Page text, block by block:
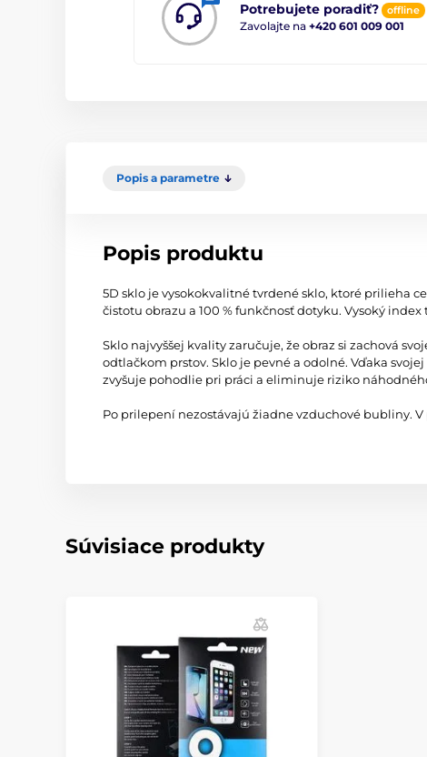
Potrebujete poradiť? offline
Zavolajte na +420 601 009 001
Popis a parametre
Popis produktu
5D sklo je vysokokvalitné tvrdené sklo, ktoré prilieha
čistotu obrazu a 100 % funkčnosť dotyku. Vysoký
Sklo najvyššej kvality zaručuje, že obraz si zachová
odtlačkom prstov. Sklo je pevné a odolné. Vďaka
zvyšuje pohodlie pri práci a eliminuje riziko
Po prilepení nezostávajú žiadne vzduchové bubliny.
Súvisiace produkty